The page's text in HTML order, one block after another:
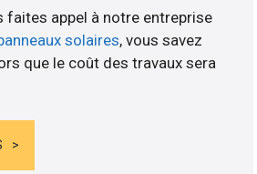
faites appel à notre entreprise
solaires, vous savez
que le coût des travaux sera